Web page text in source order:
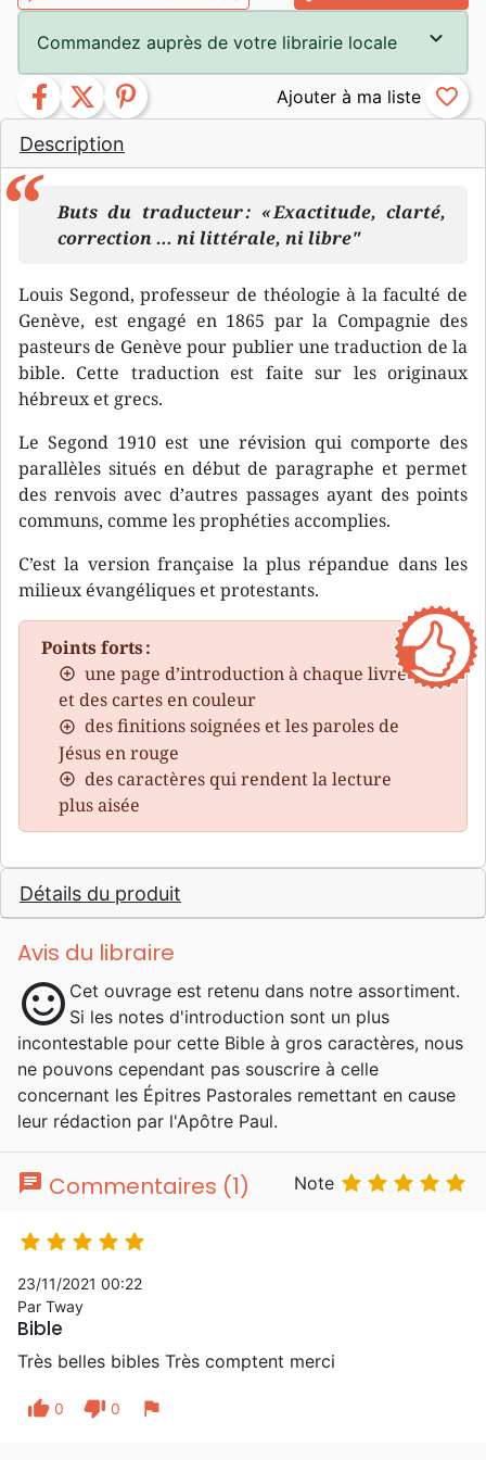
Description
Buts du traducteur : « Exactitude, clarté,
correction … ni littérale, ni libre"
Louis Segond, professeur de théologie à la faculté de
Genève, est engagé en 1865 par la Compagnie des
pasteurs de Genève pour publier une traduction de la
bible. Cette traduction est faite sur les originaux
hébreux et grecs.
Le Segond 1910 est une révision qui comporte des
parallèles situés en début de paragraphe et permet
des renvois avec d’autres passages ayant des points
communs, comme les prophéties accomplies.
C’est la version française la plus répandue dans les
milieux évangéliques et protestants.
Points forts :
une page d’introduction à chaque livre
et des cartes en couleur
des finitions soignées et les paroles de
Jésus en rouge
des caractères qui rendent la lecture
plus aisée
Détails du produit
Avis du libraire
sentiment_satisfied Cet ouvrage est retenu dans notre assortiment.
Si les notes d'introduction sont un plus
incontestable pour cette Bible à gros caractères, nous
ne pouvons cependant pas souscrire à celle
concernant les Épitres Pastorales remettant en cause
leur rédaction par l'Apôtre Paul.
Commandez auprès de votre librairie locale
facebook twitter pinterest favorite_border
chat Commentaires (1) Note     
    
23/11/2021 00:22
Par Tway
Bible
Très belles bibles Très comptent merci
thumb_up 0 thumb_down 0 flag